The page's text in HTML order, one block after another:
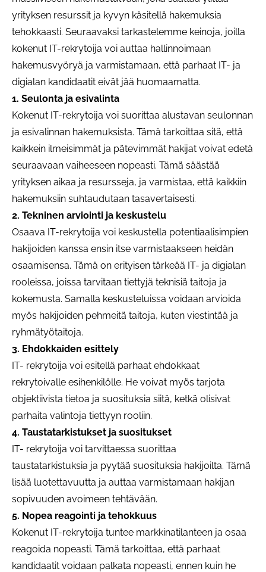
yrityksen resurssit ja kyvyn käsitellä hakemuksia
tehokkaasti. Seuraavaksi tarkastelemme keinoja, joilla
kokenut IT-rekrytoija voi auttaa hallinnoimaan
hakemusvyöryä ja varmistamaan, että parhaat IT- ja
digialan kandidaatit eivät jää huomaamatta.
1. Seulonta ja esivalinta
Kokenut IT-rekrytoija voi suorittaa alustavan seulonnan
ja esivalinnan hakemuksista. Tämä tarkoittaa sitä, että
kaikkein ilmeisimmät ja pätevimmät hakijat voivat edetä
seuraavaan vaiheeseen nopeasti. Tämä säästää
yrityksen aikaa ja resursseja, ja varmistaa, että kaikkiin
hakemuksiin suhtaudutaan tasavertaisesti.
2. Tekninen arviointi ja keskustelu
Osaava IT-rekrytoija voi keskustella potentiaalisimpien
hakijoiden kanssa ensin itse varmistaakseen heidän
osaamisensa. Tämä on erityisen tärkeää IT- ja digialan
rooleissa, joissa tarvitaan tiettyjä teknisiä taitoja ja
kokemusta. Samalla keskusteluissa voidaan arvioida
myös hakijoiden pehmeitä taitoja, kuten viestintää ja
ryhmätyötaitoja.
3. Ehdokkaiden esittely
IT- rekrytoija voi esitellä parhaat ehdokkaat
rekrytoivalle esihenkilölle. He voivat myös tarjota
objektiivista tietoa ja suosituksia siitä, ketkä olisivat
parhaita valintoja tiettyyn rooliin.
4. Taustatarkistukset ja suositukset
IT- rekrytoija voi tarvittaessa suorittaa
taustatarkistuksia ja pyytää suosituksia hakijoilta. Tämä
lisää luotettavuutta ja auttaa varmistamaan hakijan
sopivuuden avoimeen tehtävään.
5. Nopea reagointi ja tehokkuus
Kokenut IT-rekrytoija tuntee markkinatilanteen ja osaa
reagoida nopeasti. Tämä tarkoittaa, että parhaat
kandidaatit voidaan palkata nopeasti, ennen kuin he